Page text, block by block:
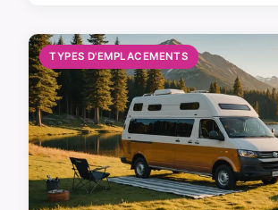
TYPES D'EMPLACEMENTS